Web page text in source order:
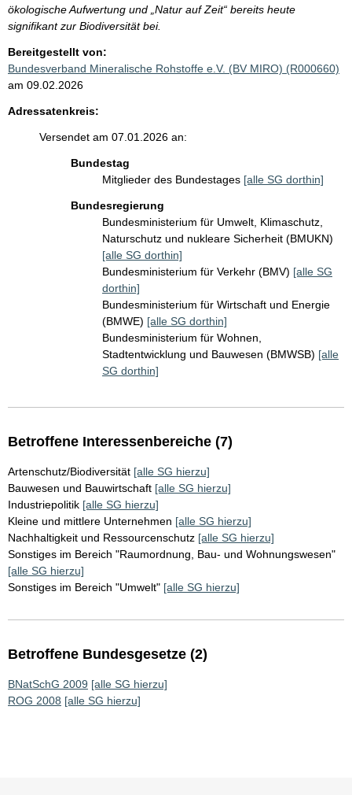
ökologische Aufwertung und „Natur auf Zeit“ bereits heute
signifikant zur Biodiversität bei.
Bereitgestellt von:
Bundesverband Mineralische Rohstoffe e.V. (BV MIRO) (R000660)
am 09.02.2026
Adressatenkreis:
Versendet am 07.01.2026 an:
Bundestag
Mitglieder des Bundestages [alle SG dorthin]
Bundesregierung
Bundesministerium für Umwelt, Klimaschutz,
Naturschutz und nukleare Sicherheit (BMUKN)
[alle SG dorthin]
Bundesministerium für Verkehr (BMV) [alle SG
dorthin]
Bundesministerium für Wirtschaft und Energie
(BMWE) [alle SG dorthin]
Bundesministerium für Wohnen,
Stadtentwicklung und Bauwesen (BMWSB) [alle
SG dorthin]
Betroffene Interessenbereiche (7)
Artenschutz/Biodiversität [alle SG hierzu]
Bauwesen und Bauwirtschaft [alle SG hierzu]
Industriepolitik [alle SG hierzu]
Kleine und mittlere Unternehmen [alle SG hierzu]
Nachhaltigkeit und Ressourcenschutz [alle SG hierzu]
Sonstiges im Bereich "Raumordnung, Bau- und Wohnungswesen"
[alle SG hierzu]
Sonstiges im Bereich "Umwelt" [alle SG hierzu]
Betroffene Bundesgesetze (2)
BNatSchG 2009 [alle SG hierzu]
ROG 2008 [alle SG hierzu]